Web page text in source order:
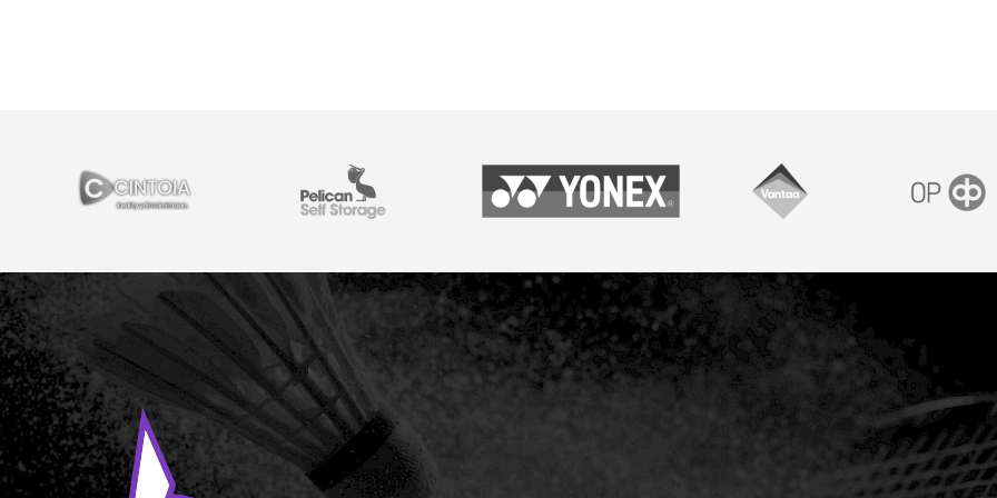
YHTEISTYÖSSÄ